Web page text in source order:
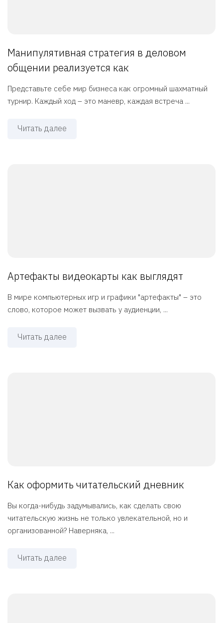
Манипулятивная стратегия в деловом
общении реализуется как
Представьте себе мир бизнеса как огромный шахматный
турнир. Каждый ход – это маневр, каждая встреча ...
Читать далее
Артефакты видеокарты как выглядят
В мире компьютерных игр и графики "артефакты" – это
слово, которое может вызвать у аудиенции, ...
Читать далее
Как оформить читательский дневник
Вы когда-нибудь задумывались, как сделать свою
читательскую жизнь не только увлекательной, но и
организованной? Наверняка, ...
Читать далее